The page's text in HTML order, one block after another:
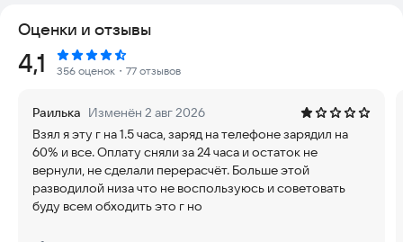
type-c и lightning.
Начать пользоваться просто:
1. Скачай приложение и зарегистрируйся
3. Возьми заряд и иди по своим делам — вернуть заряд
можно в другую станцию.
Наши станции есть в торговых центрах, кафе, вокзалах,
аэропортах и даже в другом городе — мы всегда готовы
прийти на помощь.
Оценки и отзывы
Рейтинг:
4,1 356 оценок ・77 отзывов
Раилька Изменён 2 авг 2026
Взял я эту г на 1.5 часа, заряд на телефоне зарядил на
60% и все. Оплату сняли за 24 часа и остаток не
вернули, не сделали перерасчёт. Больше этой
разводилой низа что не воспользуюсь и советовать
буду всем обходить это г но